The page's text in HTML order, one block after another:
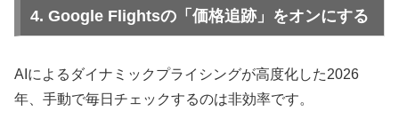
4. Google Flightsの「価格追跡」をオンにする
AIによるダイナミックプライシングが高度化した2026
年、手動で毎日チェックするのは非効率です。